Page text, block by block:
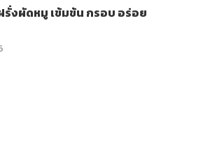
รั่งผัดหมู เข้มข้น กรอบ อร่อย